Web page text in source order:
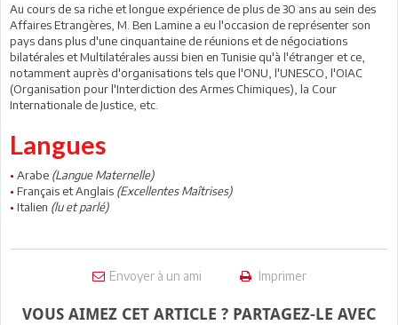
Au cours de sa riche et longue expérience de plus de 30 ans au sein des
Affaires Etrangères, M. Ben Lamine a eu l'occasion de représenter son
pays dans plus d'une cinquantaine de réunions et de négociations
bilatérales et Multilatérales aussi bien en Tunisie qu'à l'étranger et ce,
notamment auprès d'organisations tels que l'ONU, l'UNESCO, l'OIAC
(Organisation pour l'Interdiction des Armes Chimiques), la Cour
Internationale de Justice, etc.
Langues
• Arabe (Langue Maternelle)
• Français et Anglais (Excellentes Maîtrises)
• Italien (lu et parlé)
Envoyer à un ami Imprimer
VOUS AIMEZ CET ARTICLE ? PARTAGEZ-LE AVEC